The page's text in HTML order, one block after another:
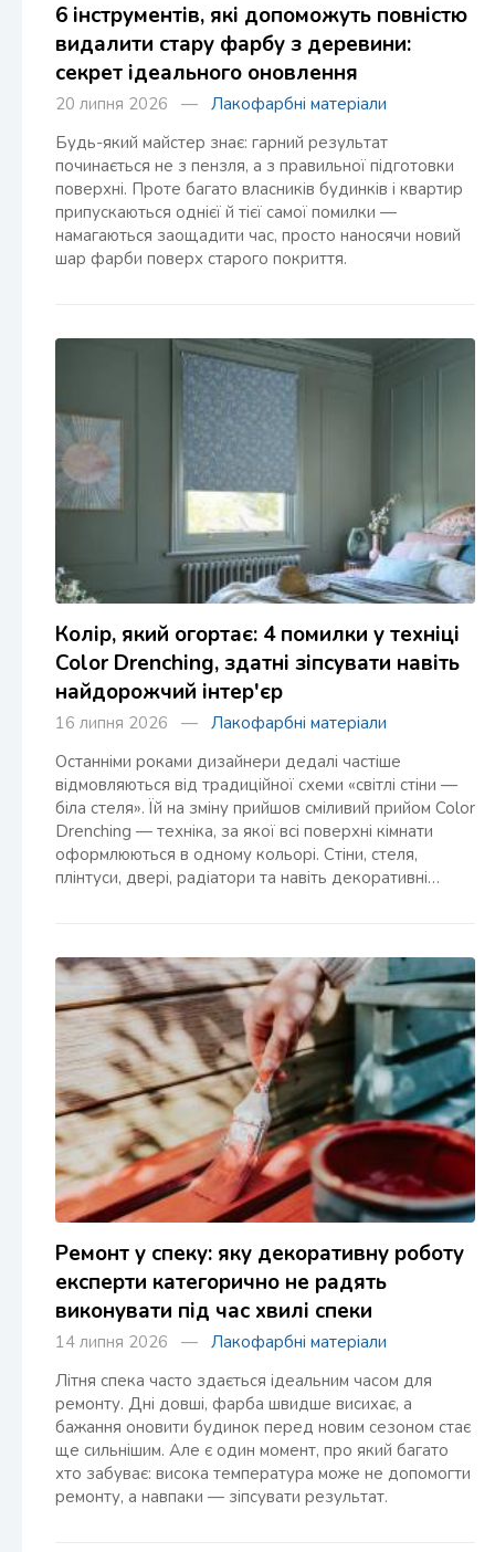
6 інструментів, які допоможуть повністю
видалити стару фарбу з деревини:
секрет ідеального оновлення
20 липня 2026 — Лакофарбні матеріали
Будь-який майстер знає: гарний результат
починається не з пензля, а з правильної підготовки
поверхні. Проте багато власників будинків і квартир
припускаються однієї й тієї самої помилки —
намагаються заощадити час, просто наносячи новий
шар фарби поверх старого покриття.
Колір, який огортає: 4 помилки у техніці
Color Drenching, здатні зіпсувати навіть
найдорожчий інтер'єр
16 липня 2026 — Лакофарбні матеріали
Останніми роками дизайнери дедалі частіше
відмовляються від традиційної схеми «світлі стіни —
біла стеля». Їй на зміну прийшов сміливий прийом Color
Drenching — техніка, за якої всі поверхні кімнати
оформлюються в одному кольорі. Стіни, стеля,
плінтуси, двері, радіатори та навіть декоративні…
Ремонт у спеку: яку декоративну роботу
експерти категорично не радять
виконувати під час хвилі спеки
14 липня 2026 — Лакофарбні матеріали
Літня спека часто здається ідеальним часом для
ремонту. Дні довші, фарба швидше висихає, а
бажання оновити будинок перед новим сезоном стає
ще сильнішим. Але є один момент, про який багато
хто забуває: висока температура може не допомогти
ремонту, а навпаки — зіпсувати результат.